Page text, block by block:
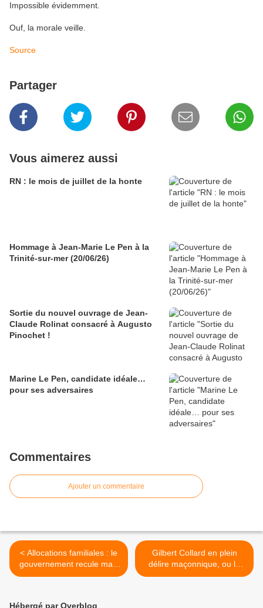
Impossible évidemment.
Ouf, la morale veille.
Source
Partager
Vous aimerez aussi
RN : le mois de juillet de la honte
Hommage à Jean-Marie Le Pen à la
Trinité-sur-mer (20/06/26)
Sortie du nouvel ouvrage de Jean-
Claude Rolinat consacré à Augusto
Pinochet !
Marine Le Pen, candidate idéale…
pour ses adversaires
Commentaires
Ajouter un commentaire
< Allocations familiales : le
gouvernement recule mais
matraquera bien les
Gilbert Collard en plein
délire maçonnique, ou la
haine de la France
Hébergé par Overblog